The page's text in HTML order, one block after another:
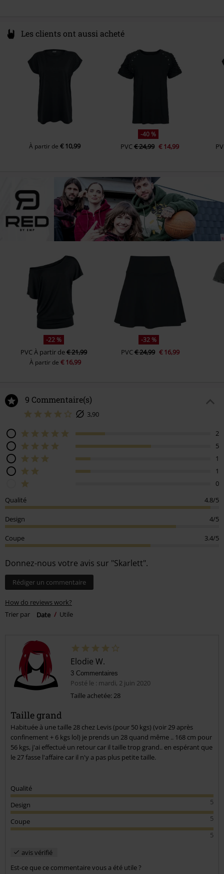
Les clients ont aussi acheté
À partir de€ 10,99
-40 %
PVC€ 24,99 € 14,99
-22 %
PVCÀ partir de€ 21,99
À partir de € 16,99
-32 %
PVC€ 24,99 € 16,99
9 Commentaire(s)
3,90
2
5
1
1
0
Qualité
4.8/5
Design 4/5
Coupe 3.4/5
Donnez-nous votre avis sur "Skarlett".
Rédiger un commentaire
How do reviews work?
Trier par
Date Utile
Elodie W.
3 Commentaires
Posté le : mardi, 2 juin 2020
Taille achetée: 28
Taille grand
Habituée à une taille 28 chez Levis (pour 50 kgs) (voir 29 après
confinement + 6 kgs lol) je prends un 28 quand même .. 168 cm pour
56 kgs, j'ai effectué un retour car il taille trop grand.. en espérant que
le 27 fasse l'affaire car il n'y a pas plus petite taille.
Qualité
5
Design
5
Coupe
5
avis vérifié
Est-ce que ce commentaire vous a été utile ?